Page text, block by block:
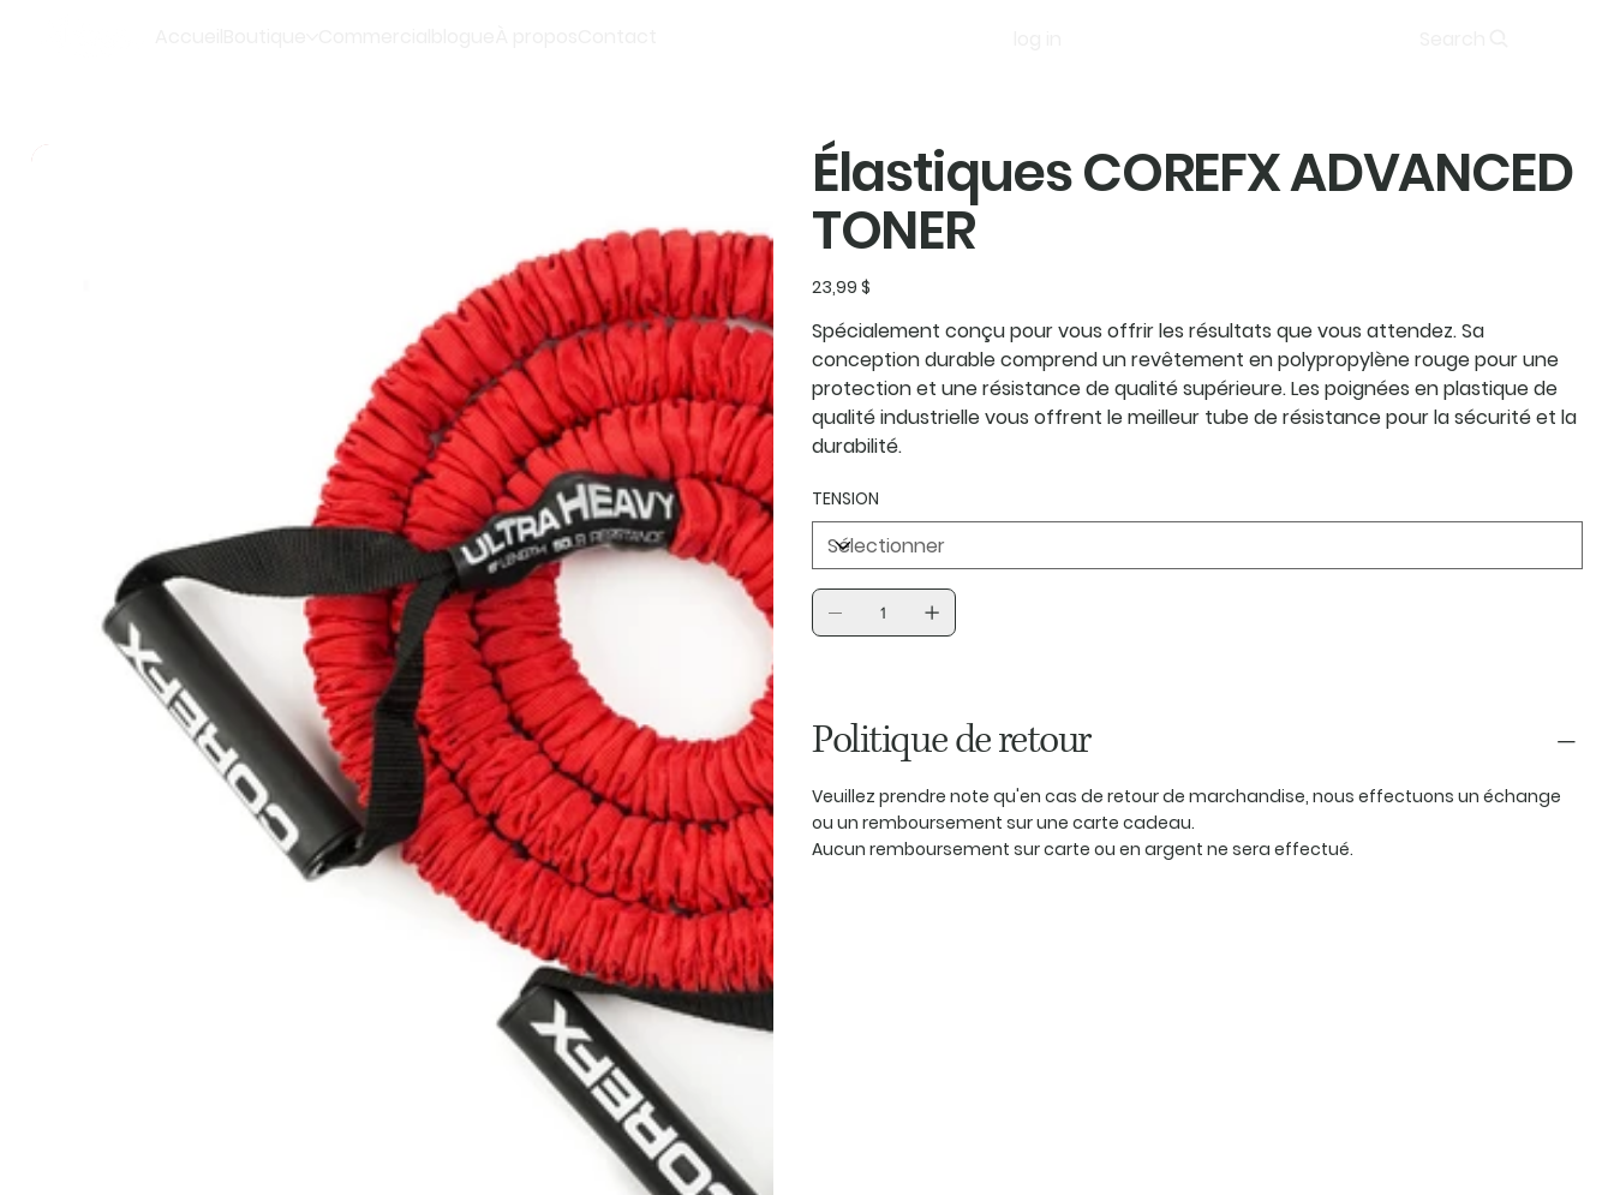
Élastiques COREFX ADVANCED
TONER
Prix
23,99 $
Spécialement conçu pour vous offrir les résultats que vous attendez. Sa
conception durable comprend un revêtement en polypropylène rouge pour une
protection et une résistance de qualité supérieure. Les poignées en plastique de
qualité industrielle vous offrent le meilleur tube de résistance pour la sécurité et la
durabilité.
TENSION
Politique de retour
Veuillez prendre note qu'en cas de retour de marchandise, nous effectuons un échange
ou un remboursement sur une carte cadeau.
Aucun remboursement sur carte ou en argent ne sera effectué.